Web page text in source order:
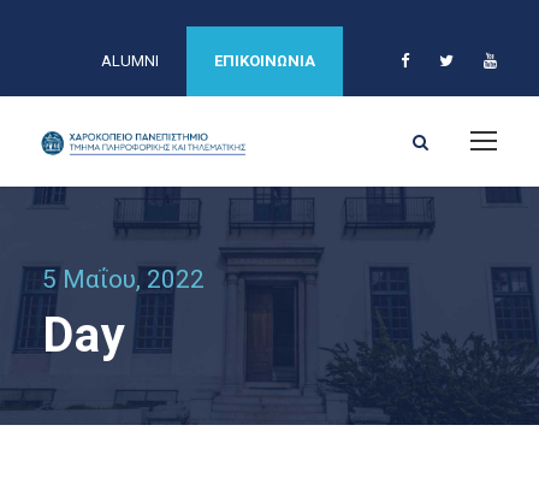
ALUMNI ΕΠΙΚΟΙΝΩΝΙΑ
5 Μαΐου, 2022
Day